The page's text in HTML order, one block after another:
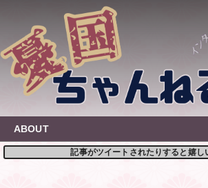
content
ABOUT
記事がツイートされたりすると嬉し